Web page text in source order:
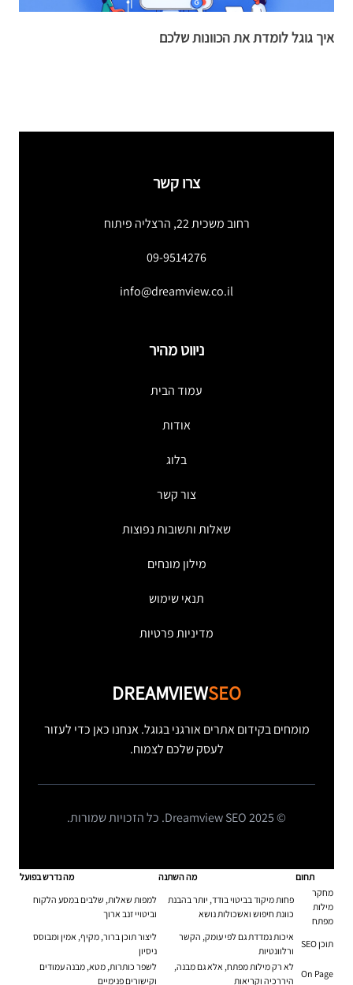
איך גוגל לומדת את הכוונות שלכם
צרו קשר
רחוב משכית 22, הרצליה פיתוח
09-9514276
info@dreamview.co.il
ניווט מהיר
עמוד הבית
אודות
בלוג
צור קשר
שאלות ותשובות נפוצות
מילון מונחים
תנאי שימוש
מדיניות פרטיות
DREAMVIEWSEO
מומחים בקידום אתרים אורגני בגוגל. אנחנו כאן כדי לעזור
לעסק שלכם לצמוח.
© 2025 Dreamview SEO. כל הזכויות שמורות.
תחום מה השתנה
מה נדרש בפועל
מחקר
מילות
מפתח
פחות מיקוד בביטוי בודד, יותר בהבנת
כוונת חיפוש ואשכולות נושא
למפות שאלות, שלבים במסע הלקוח
וביטויי זנב ארוך
תוכן SEO
איכות נמדדת גם לפי עומק, הקשר
ורלוונטיות
ליצור תוכן ברור, מקיף, אמין ומבוסס
ניסיון
On Page
לא רק מילות מפתח, אלא גם מבנה,
היררכיה וקריאות
לשפר כותרות, מטא, מבנה עמודים
וקישורים פנימיים